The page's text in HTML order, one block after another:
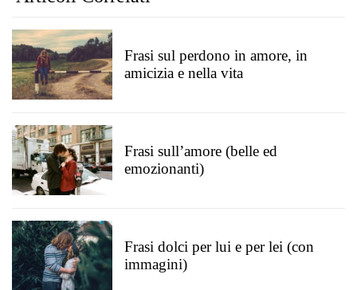
Frasi sul perdono in amore, in
amicizia e nella vita
Frasi sull’amore (belle ed
emozionanti)
Frasi dolci per lui e per lei (con
immagini)